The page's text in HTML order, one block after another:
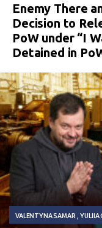
Enemy There
Decision to
PoW under “I
Detained in
VALENTYNA SAMAR YULIIA